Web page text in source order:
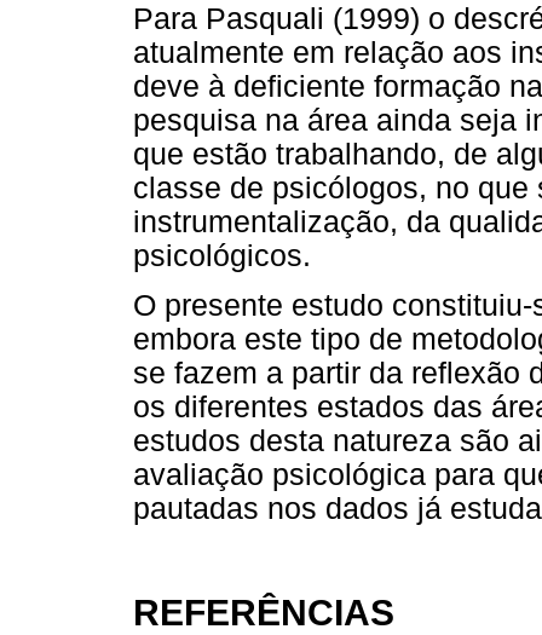
Para Pasquali (1999) o
atualmente em relação aos
deve à deficiente formação
pesquisa na área ainda seja
que estão trabalhando, de
classe de psicólogos, no que
instrumentalização, da
psicológicos.
O presente estudo
embora este tipo de
se fazem a partir da reflexão
os diferentes estados das
estudos desta natureza são
avaliação psicológica para
pautadas nos dados já
REFERÊNCIAS